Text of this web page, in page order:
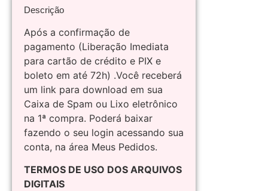
Descrição
Após a confirmação de
pagamento (Liberação Imediata
para cartão de crédito e PIX e
boleto em até 72h) .Você receberá
um link para download em sua
Caixa de Spam ou Lixo eletrônico
na 1ª compra. Poderá baixar
fazendo o seu login acessando sua
conta, na área Meus Pedidos.
TERMOS DE USO DOS ARQUIVOS
DIGITAIS